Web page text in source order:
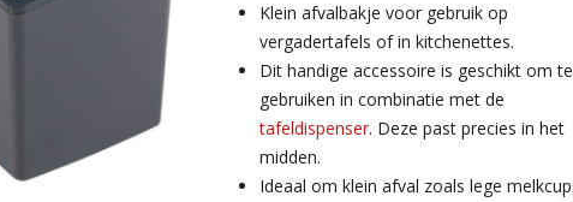
Klein afvalbakje voor gebruik op
vergadertafels of in kitchenettes.
Dit handige accessoire is geschikt om te
gebruiken in combinatie met de
tafeldispenser. Deze past precies in het
midden.
Ideaal om klein afval zoals lege